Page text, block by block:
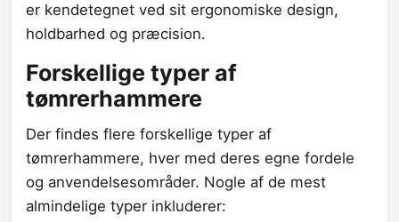
er kendetegnet ved sit ergonomiske design,
holdbarhed og præcision.
Forskellige typer af
tømrerhammere
Der findes flere forskellige typer af
tømrerhammere, hver med deres egne fordele
og anvendelsesområder. Nogle af de mest
almindelige typer inkluderer: